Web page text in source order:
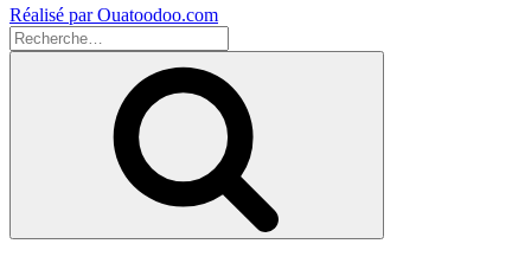
Réalisé par Ouatoodoo.com
Recherche
pour